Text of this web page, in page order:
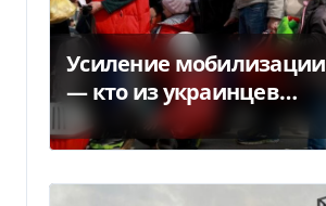
Усиление мобилизации
— кто из украинцев
потеряет право на
временную защиту в ЕС